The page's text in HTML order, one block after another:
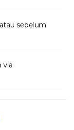
sebelum
via